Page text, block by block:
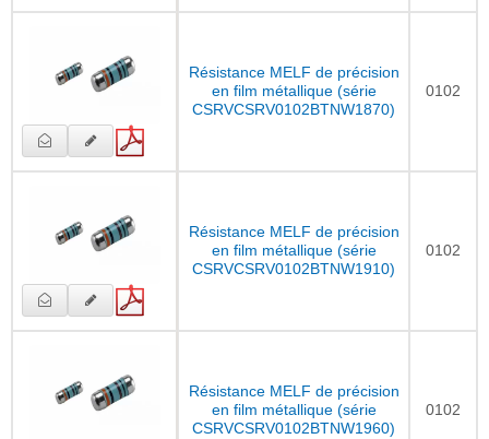
Résistance MELF de précision
en film métallique (série
CSRVCSRV0102BTNW1870)
0102
Résistance MELF de précision
en film métallique (série
CSRVCSRV0102BTNW1910)
0102
Résistance MELF de précision
en film métallique (série
CSRVCSRV0102BTNW1960)
0102